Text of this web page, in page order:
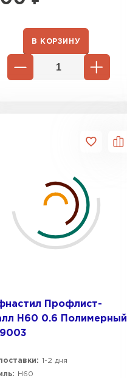
В КОРЗИНУ
Профлист-
Н60 0.6 Полимерный
1-2 дня
Н60